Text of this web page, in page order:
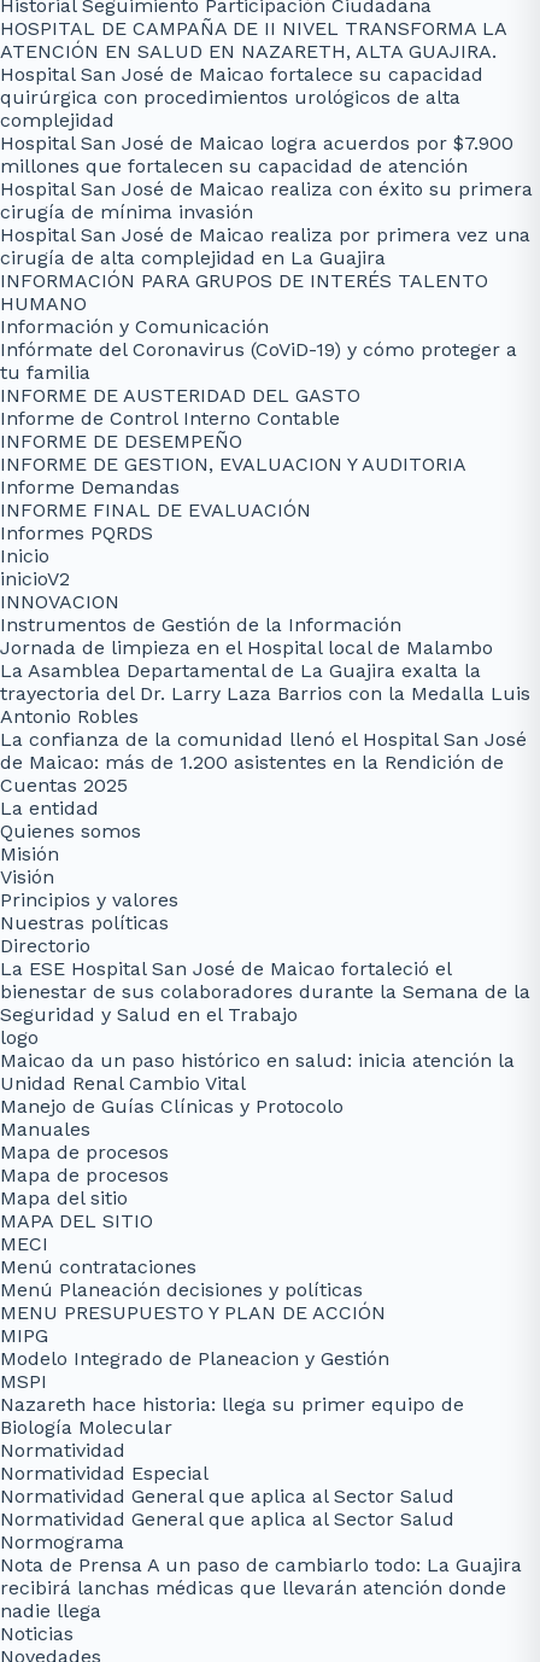
Historial Seguimiento Participación Ciudadana
HOSPITAL DE CAMPAÑA DE II NIVEL TRANSFORMA LA
ATENCIÓN EN SALUD EN NAZARETH, ALTA GUAJIRA.
Hospital San José de Maicao fortalece su capacidad
quirúrgica con procedimientos urológicos de alta
complejidad
Hospital San José de Maicao logra acuerdos por $7.900
millones que fortalecen su capacidad de atención
Hospital San José de Maicao realiza con éxito su primera
cirugía de mínima invasión
Hospital San José de Maicao realiza por primera vez una
cirugía de alta complejidad en La Guajira
INFORMACIÓN PARA GRUPOS DE INTERÉS TALENTO
HUMANO
Información y Comunicación
Infórmate del Coronavirus (CoViD-19) y cómo proteger a
tu familia
INFORME DE AUSTERIDAD DEL GASTO
Informe de Control Interno Contable
INFORME DE DESEMPEÑO
INFORME DE GESTION, EVALUACION Y AUDITORIA
Informe Demandas
INFORME FINAL DE EVALUACIÓN
Informes PQRDS
Inicio
inicioV2
INNOVACION
Instrumentos de Gestión de la Información
Jornada de limpieza en el Hospital local de Malambo
La Asamblea Departamental de La Guajira exalta la
trayectoria del Dr. Larry Laza Barrios con la Medalla Luis
Antonio Robles
La confianza de la comunidad llenó el Hospital San José
de Maicao: más de 1.200 asistentes en la Rendición de
Cuentas 2025
La entidad
Quienes somos
Misión
Visión
Principios y valores
Nuestras políticas
Directorio
La ESE Hospital San José de Maicao fortaleció el
bienestar de sus colaboradores durante la Semana de la
Seguridad y Salud en el Trabajo
logo
Maicao da un paso histórico en salud: inicia atención la
Unidad Renal Cambio Vital
Manejo de Guías Clínicas y Protocolo
Manuales
Mapa de procesos
Mapa de procesos
Mapa del sitio
MAPA DEL SITIO
MECI
Menú contrataciones
Menú Planeación decisiones y políticas
MENU PRESUPUESTO Y PLAN DE ACCIÓN
MIPG
Modelo Integrado de Planeacion y Gestión
MSPI
Nazareth hace historia: llega su primer equipo de
Biología Molecular
Normatividad
Normatividad Especial
Normatividad General que aplica al Sector Salud
Normatividad General que aplica al Sector Salud
Normograma
Nota de Prensa A un paso de cambiarlo todo: La Guajira
recibirá lanchas médicas que llevarán atención donde
nadie llega
Noticias
Novedades